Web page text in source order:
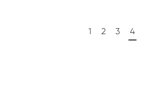
1 2 3 4